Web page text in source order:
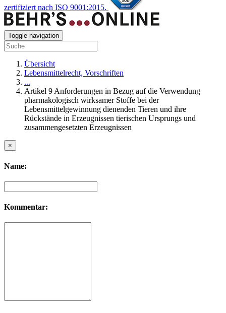
zertifiziert nach ISO 9001:2015.
Toggle navigation
Übersicht
Lebensmittelrecht, Vorschriften
...
Artikel 9 Anforderungen in Bezug auf die Verwendung
pharmakologisch wirksamer Stoffe bei der
Lebensmittelgewinnung dienenden Tieren und ihre
Rückstände in Erzeugnissen tierischen Ursprungs und
zusammengesetzten Erzeugnissen
×
Name:
Kommentar: